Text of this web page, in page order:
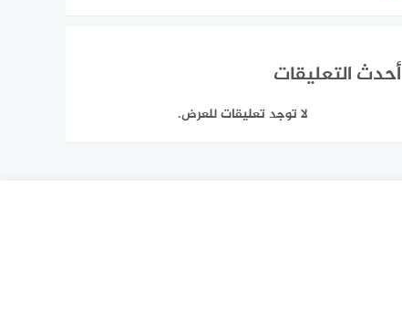
أحدث التعليقات
لا توجد تعليقات للعرض.